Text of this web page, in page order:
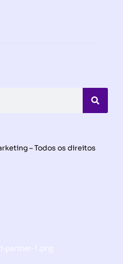
– Todos os direitos